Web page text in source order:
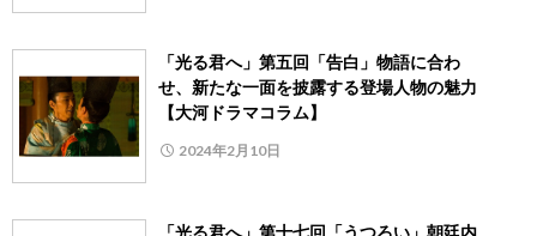
「光る君へ」第五回「告白」物語に合わ
せ、新たな一面を披露する登場人物の魅力
【大河ドラマコラム】
2024年2月10日
「光る君へ」第十七回「うつろい」朝廷内